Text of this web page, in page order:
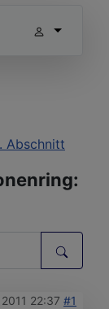
Abschnitt
22:37 #1